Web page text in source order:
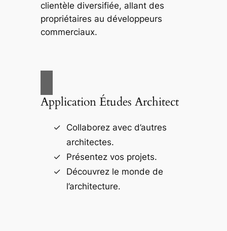
clientèle diversifiée, allant des
propriétaires au développeurs
commerciaux.
Application Études Architect
Collaborez avec d’autres
architectes.
Présentez vos projets.
Découvrez le monde de
l’architecture.